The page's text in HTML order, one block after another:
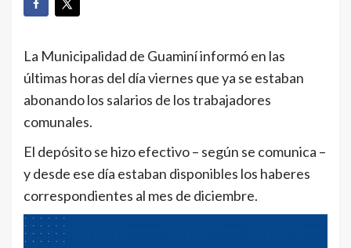
La Municipalidad de Guaminí informó en las
últimas horas del día viernes que ya se estaban
abonando los salarios de los trabajadores
comunales.
El depósito se hizo efectivo – según se comunica –
y desde ese día estaban disponibles los haberes
correspondientes al mes de diciembre.